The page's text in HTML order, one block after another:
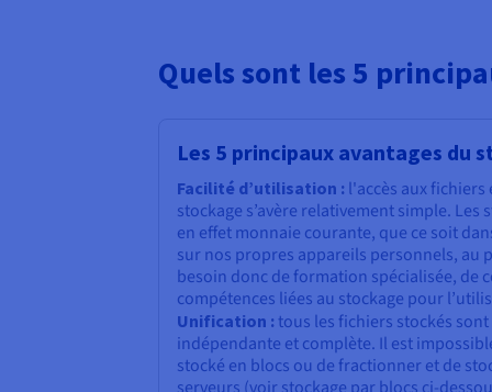
Quels sont les 5
Les 5 principaux avantages du
Facilité d’utilisation : l'accès aux
stockage s’avère relativement simple.
en effet monnaie courante, que ce soit
sur nos propres appareils personnels, au
besoin donc de formation spécialisée, de
compétences liées au stockage pour
Unification : tous les fichiers stockés
indépendante et complète. Il est
stocké en blocs ou de fractionner et de
serveurs (voir stockage par blocs ci-